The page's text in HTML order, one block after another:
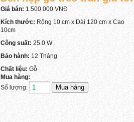
Giá bán: 1.500.000 VNĐ
Kích thước: Rộng 10 cm x Dài 120 cm x Cao
10cm
Công suất: 25.0 W
Bảo hành: 12 Tháng
Chất liệu: Gỗ
Mua hàng:
Số lượng: